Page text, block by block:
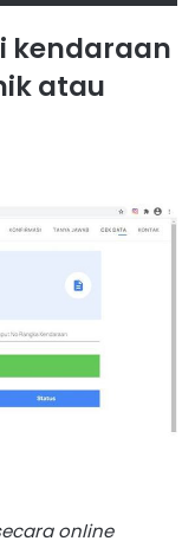
kendaraan
atau
online